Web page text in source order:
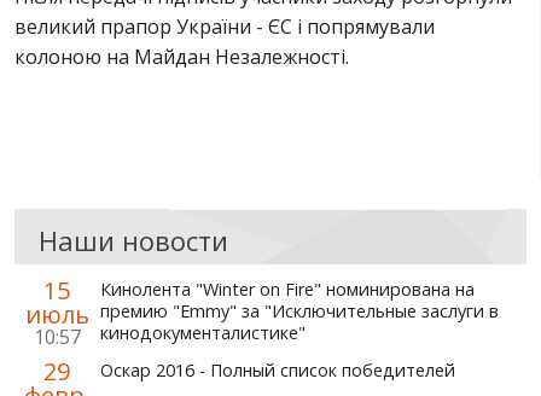
великий прапор України - ЄС і попрямували
колоною на Майдан Незалежності.
Наши новости
15
июль
10:57
Кинолента "Winter on Fire" номинирована на
премию "Emmy" за "Исключительные заслуги в
кинодокументалистике"
29 Оскар 2016 - Полный список победителей